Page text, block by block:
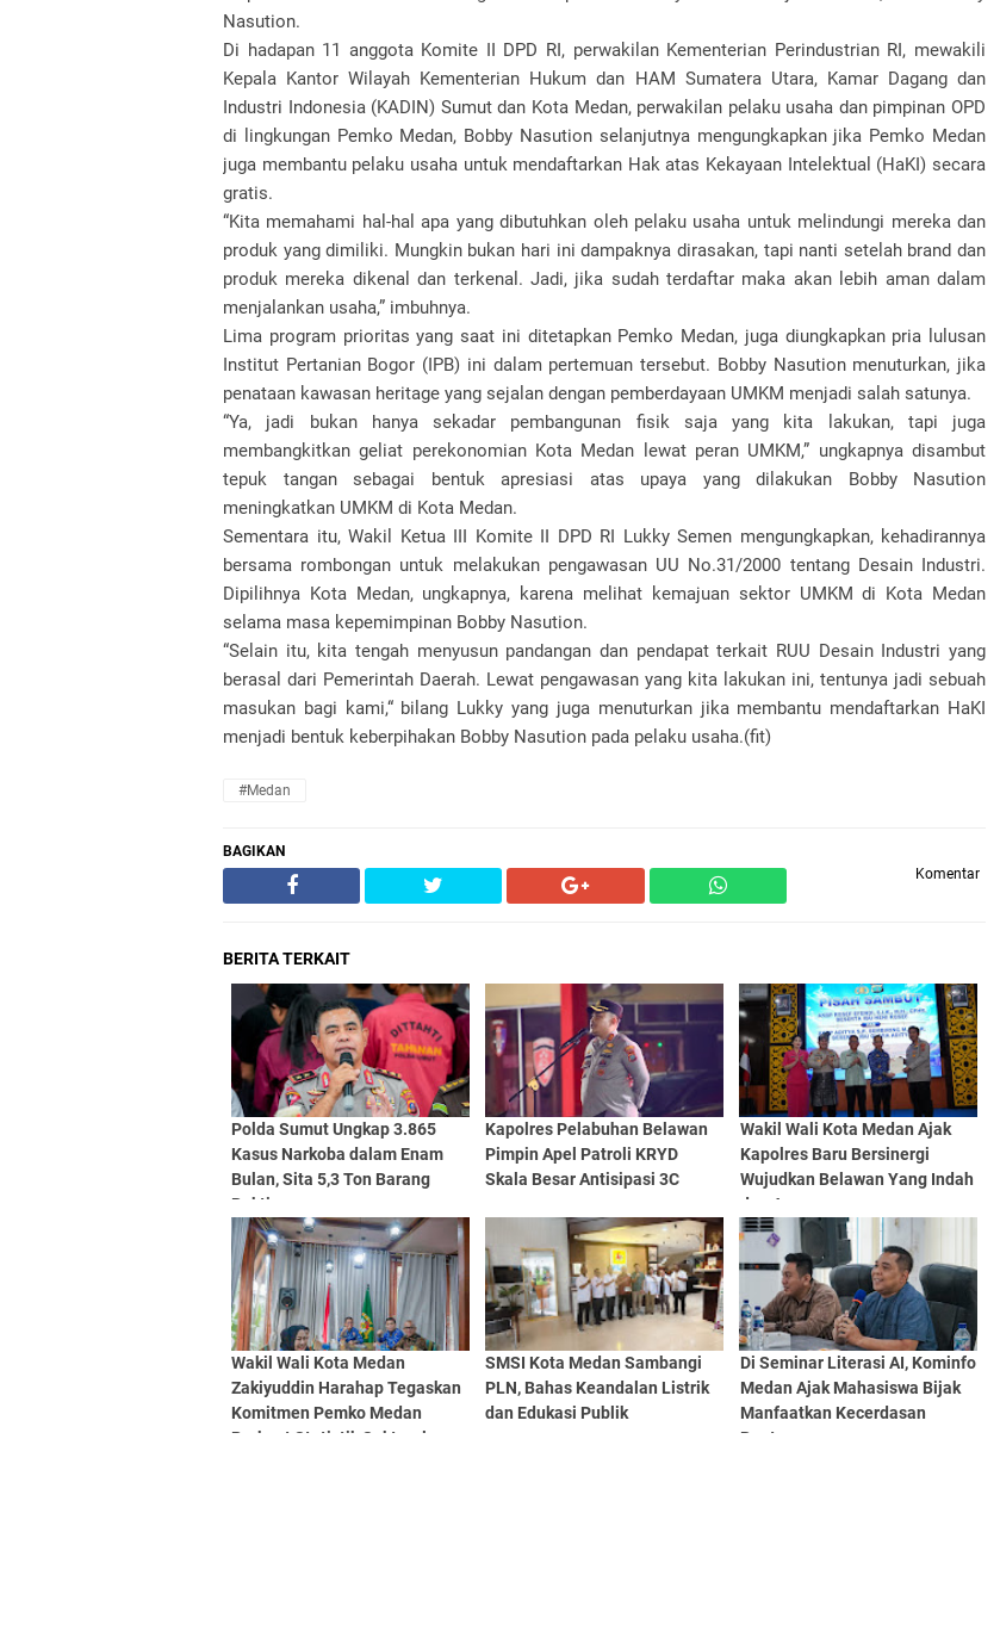
Nasution.
Di hadapan 11 anggota Komite II DPD RI, perwakilan Kementerian Perindustrian RI, mewakili
Kepala Kantor Wilayah Kementerian Hukum dan HAM Sumatera Utara, Kamar Dagang dan
Industri Indonesia (KADIN) Sumut dan Kota Medan, perwakilan pelaku usaha dan pimpinan OPD
di lingkungan Pemko Medan, Bobby Nasution selanjutnya mengungkapkan jika Pemko Medan
juga membantu pelaku usaha untuk mendaftarkan Hak atas Kekayaan Intelektual (HaKI) secara
gratis.
“Kita memahami hal-hal apa yang dibutuhkan oleh pelaku usaha untuk melindungi mereka dan
produk yang dimiliki. Mungkin bukan hari ini dampaknya dirasakan, tapi nanti setelah brand dan
produk mereka dikenal dan terkenal. Jadi, jika sudah terdaftar maka akan lebih aman dalam
menjalankan usaha,” imbuhnya.
Lima program prioritas yang saat ini ditetapkan Pemko Medan, juga diungkapkan pria lulusan
Institut Pertanian Bogor (IPB) ini dalam pertemuan tersebut. Bobby Nasution menuturkan, jika
penataan kawasan heritage yang sejalan dengan pemberdayaan UMKM menjadi salah satunya.
“Ya, jadi bukan hanya sekadar pembangunan fisik saja yang kita lakukan, tapi juga
membangkitkan geliat perekonomian Kota Medan lewat peran UMKM,” ungkapnya disambut
tepuk tangan sebagai bentuk apresiasi atas upaya yang dilakukan Bobby Nasution
meningkatkan UMKM di Kota Medan.
Sementara itu, Wakil Ketua III Komite II DPD RI Lukky Semen mengungkapkan, kehadirannya
bersama rombongan untuk melakukan pengawasan UU No.31/2000 tentang Desain Industri.
Dipilihnya Kota Medan, ungkapnya, karena melihat kemajuan sektor UMKM di Kota Medan
selama masa kepemimpinan Bobby Nasution.
“Selain itu, kita tengah menyusun pandangan dan pendapat terkait RUU Desain Industri yang
berasal dari Pemerintah Daerah. Lewat pengawasan yang kita lakukan ini, tentunya jadi sebuah
masukan bagi kami,“ bilang Lukky yang juga menuturkan jika membantu mendaftarkan HaKI
menjadi bentuk keberpihakan Bobby Nasution pada pelaku usaha.(fit)
#Medan
BAGIKAN
Komentar
BERITA TERKAIT
Polda Sumut Ungkap 3.865
Kasus Narkoba dalam Enam
Bulan, Sita 5,3 Ton Barang
Bukti
Kapolres Pelabuhan Belawan
Pimpin Apel Patroli KRYD
Skala Besar Antisipasi 3C
Wakil Wali Kota Medan Ajak
Kapolres Baru Bersinergi
Wujudkan Belawan Yang Indah
dan Aman
Wakil Wali Kota Medan
Zakiyuddin Harahap Tegaskan
Komitmen Pemko Medan
Perkuat Statistik Sektoral
SMSI Kota Medan Sambangi
PLN, Bahas Keandalan Listrik
dan Edukasi Publik
Di Seminar Literasi AI, Kominfo
Medan Ajak Mahasiswa Bijak
Manfaatkan Kecerdasan
Buatan